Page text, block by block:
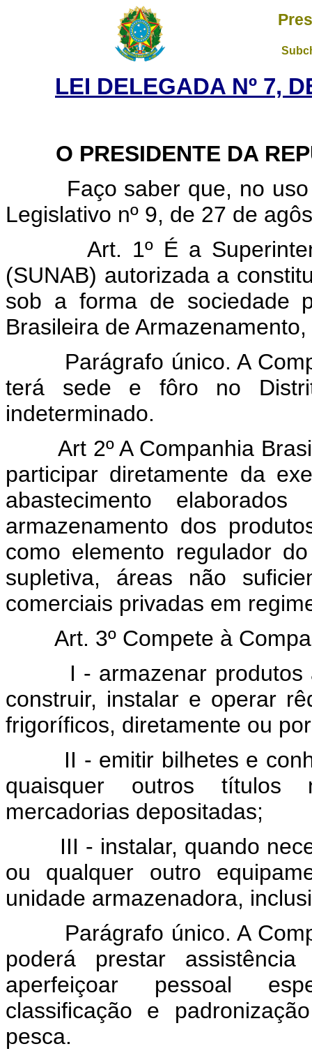
LEI DELEGADA Nº 7,
O PRESIDENTE DA
Faço saber que, no uso
Legislativo nº 9, de 27 de
Art. 1º É a
(SUNAB) autorizada a
sob a forma de sociedade
Brasileira de
Parágrafo único. A
terá sede e fôro no
indeterminado.
Art 2º A Companhia
participar diretamente da
abastecimento
armazenamento dos
como elemento regulador
supletiva, áreas não
comerciais privadas em
Art. 3º Compete à
I - armazenar
construir, instalar e operar
frigoríficos, diretamente ou
II - emitir bilhetes e
quaisquer outros títulos
mercadorias depositadas;
III - instalar, quando
ou qualquer outro
unidade armazenadora,
Parágrafo único. A
poderá prestar
aperfeiçoar pessoal
classificação e
pesca.